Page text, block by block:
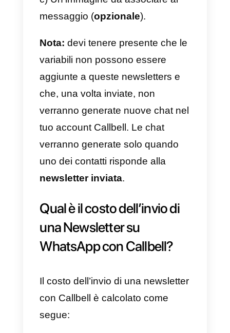
leggere maggiori informazioni
A differenza delle comunicazioni
inviate con la tradizionale
applicazione WhatsApp
Business, i messaggi broadcast
inviati da un accountAPI
WhatsApp Businessverranno
consegnati anche agli utenti che
non hanno salvato il proprio
numero aziendale in rubrica.
Per inviare una comunicazione
tramite Callbell, la prima cosa che
devi fare ècompilare questo
breve modulo